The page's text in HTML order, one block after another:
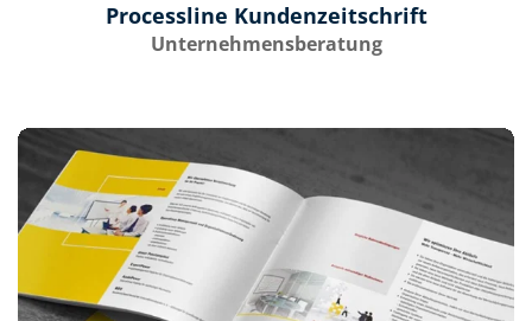
Processline Kundenzeitschrift
Unternehmensberatung